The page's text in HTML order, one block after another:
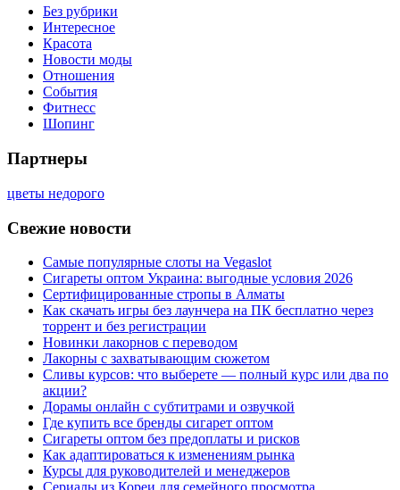
Без рубрики
Интересное
Красота
Новости моды
Отношения
События
Фитнесс
Шопинг
Партнеры
цветы недорого
Свежие новости
Самые популярные слоты на Vegaslot
Сигареты оптом Украина: выгодные условия 2026
Сертифицированные стропы в Алматы
Как скачать игры без лаунчера на ПК бесплатно через
торрент и без регистрации
Новинки лакорнов с переводом
Лакорны с захватывающим сюжетом
Сливы курсов: что выберете — полный курс или два по
акции?
Дорамы онлайн с субтитрами и озвучкой
Где купить все бренды сигарет оптом
Сигареты оптом без предоплаты и рисков
Как адаптироваться к изменениям рынка
Курсы для руководителей и менеджеров